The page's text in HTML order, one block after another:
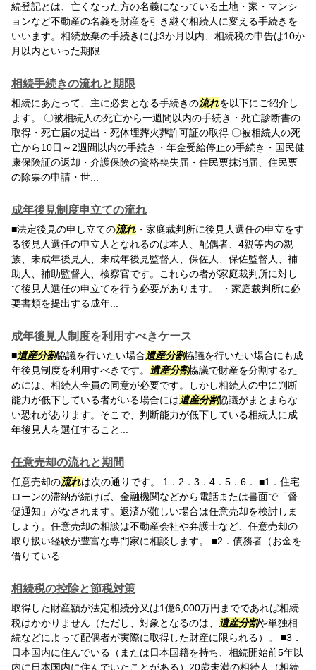
続登記とは、亡くなった方の名義になっている土地・家・マンシ
ョンなど不動産の名義を財産を引き継ぐ相続人に変える手続きを
いいます。相続放棄の手続きには3か月以内、相続税の申告は10か
月以内といった期限...
相続手続きの流れと期限
相続にあたって、主に必要となる手続きの流れを以下にご紹介し
ます。 〇被相続人の死亡から一週間以内の手続き・死亡診断書の
取得・死亡届の提出・死体埋葬火葬許可証の取得 〇被相続人の死
亡から10日～2週間以内の手続き・年金受給停止の手続き・国民健
康保険証の返却・介護保険の資格喪失届・住民票抹消届、住民票
の除票の申請・世...
成年後見制度申立ての流れ
■法定後見の申し立ての流れ ・家庭裁判所に後見人選任の申立をす
る後見人選任の申立人となれるのは本人、配偶者、4親等内の親
族、未成年後見人、未成年後見監督人、保佐人、保佐監督人、補
助人、補助監督人、検察官です。これらの者が家庭裁判所に対し
て後見人選任の申立てを行う必要があります。 ・家庭裁判所に必
要書類を提出する成年...
成年後見人制度を利用すべきケース
■遺産分割協議を行いたい場合遺産分割協議を行いたい場合にも成
年後見制度を利用すべきです。
遺産分割協議で財産を分割するた
めには、相続人全員の同意が必要です。しかし相続人の中に判断
能力が低下している者がいる場合には遺産分割協議がまとまらな
い恐れがあります。そこで、判断能力が低下している相続人に成
年後見人を選任すること...
任意売却の流れと期間
任意売却の流れは次の通りです。 1．2．3．4．5．6． ■1．住宅
ローンの滞納が続けば、金融機関などから電話または書面で「督
促通知」がなされます。返済が難しい場合は任意売却を検討しま
しょう。任意売却の相談は不動産会社や弁護士など、任意売却の
取り扱い経験が豊富な専門家に相談します。 ■2．債務者（お金を
借りている...
相続税の控除と節税対策
取得した財産額が法定相続分又は1億6,000万円までであれば相続
税はかかりません（ただし、対象となるのは、
遺産分割や単独相
続などによって配偶者が実際に取得した財産に限られる）。 ■3．
日本国内に住んでいる（または日本国籍を持ち、相続開始前5年以
内に日本国内に住んでいたことがある）20歳未満の相続人（相続